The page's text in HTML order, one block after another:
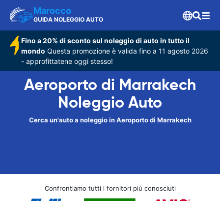
Marocco
GUIDA NOLEGGIO AUTO
Fino a 20% di sconto sul noleggio di auto in tutto il
mondo Questa promozione è valida fino a 11 agosto 2026
- approfittatene oggi stesso!
Aeroporto di Marrakech
Noleggio Auto
Cerca un'auto a noleggio in Aeroporto di Marrakech
Confrontiamo tutti i fornitori più conosciuti